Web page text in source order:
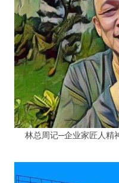
林总周记─企业家匠人精